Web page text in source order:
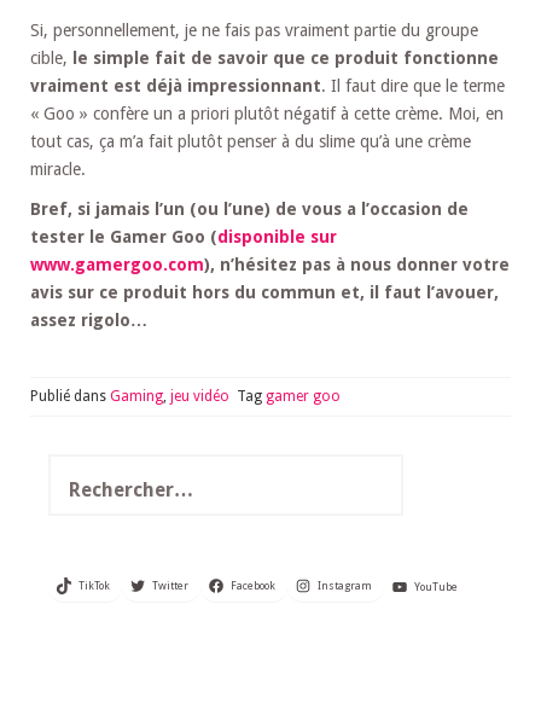
Si, personnellement, je ne fais pas vraiment partie du groupe
cible,
le simple fait de savoir que ce produit fonctionne
vraiment est déjà impressionnant. Il faut dire que le terme
« Goo » confère un a priori plutôt négatif à cette crème. Moi, en
tout cas, ça m’a fait plutôt penser à du slime qu’à une crème
miracle.
Bref, si jamais l’un (ou l’une) de vous a l’occasion de
tester le Gamer Goo (disponible sur
www.gamergoo.com), n’hésitez pas à nous donner votre
avis sur ce produit hors du commun et, il faut l’avouer,
assez rigolo…
Publié dans Gaming, jeu vidéo Tag gamer goo
TikTok Twitter Facebook Instagram YouTube